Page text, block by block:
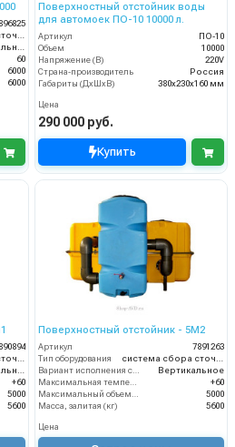
система сбора сточных вод
Горизонтальное
60
6000
6000
Поверхностный отстойник воды
для автомоек ПО-10 10000 л.
Артикул
ПО-10
Объем
10000
Напряжение (В)
220V
Страна-производитель
Россия
Габариты (ДхШхВ)
380х230х160 мм
Цена
290 000 руб.
Купить
+60
5000
5600
Поверхностный отстойник - 5М2
Артикул
7891263
Тип оборудования
Вертикальное
+60
5000
Масса, залитая (кг)
5600
Цена